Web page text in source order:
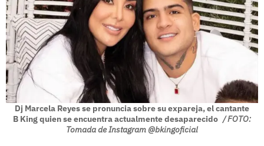
Dj Marcela Reyes se pronuncia sobre su expareja, el cantante
B King quien se encuentra actualmente desaparecido / FOTO:
Tomada de Instagram @bkingoficial